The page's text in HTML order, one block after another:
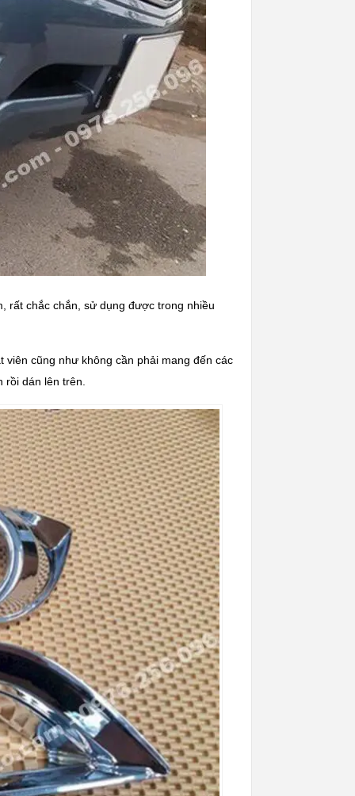
rất chắc chắn, sử dụng được trong nhiều
cũng như không cần phải mang đến các
rồi dán lên trên.